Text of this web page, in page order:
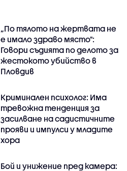
„По тялото на жертвата не
е имало здраво място":
Говори съдията по делото за
жестокото убийство в
Пловдив
Криминален психолог: Има
тревожна тенденция за
засилване на садистичните
прояви и импулси у младите
хора
Бой и унижение пред камера: